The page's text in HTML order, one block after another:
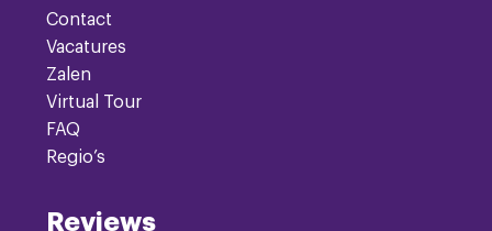
Contact
Vacatures
Zalen
Virtual Tour
FAQ
Regio’s
Reviews